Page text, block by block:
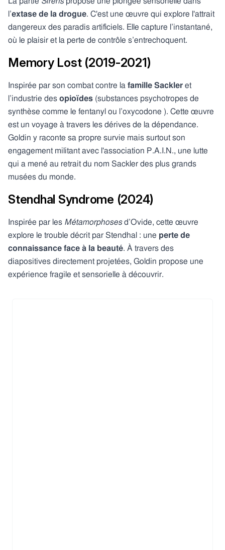
l’extase de la drogue. C'est une œuvre qui explore l'attrait
dangereux des paradis artificiels. Elle capture l’instantané,
où le plaisir et la perte de contrôle s’entrechoquent.
Memory Lost (2019-2021)
Inspirée par son combat contre la famille Sackler et
l’industrie des opioïdes (substances psychotropes de
synthèse comme le fentanyl ou l’oxycodone ). Cette œuvre
est un voyage à travers les dérives de la dépendance.
Goldin y raconte sa propre survie mais surtout son
engagement militant avec l'association P.A.I.N., une lutte
qui a mené au retrait du nom Sackler des plus grands
musées du monde.
Stendhal Syndrome (2024)
Inspirée par les Métamorphosesd’Ovide, cette œuvre
explore le trouble décrit par Stendhal : une perte de
connaissance face à la beauté. À travers des
diapositives directement projetées, Goldin propose une
expérience fragile et sensorielle à découvrir.